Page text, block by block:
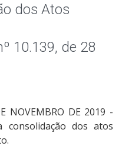
dos Atos
10.139, de 28
NOVEMBRO DE 2019 -
dos atos